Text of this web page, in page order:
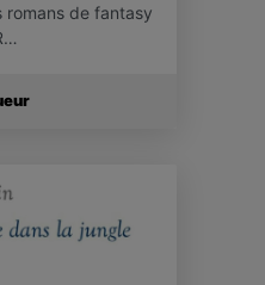
romans de fantasy